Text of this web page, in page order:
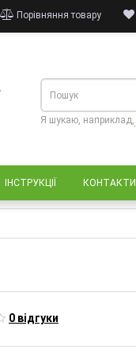
Порівняння товару
Я шукаю, наприклад,
ІНСТРУКЦІЇ КОНТАКТИ
0 відгуки